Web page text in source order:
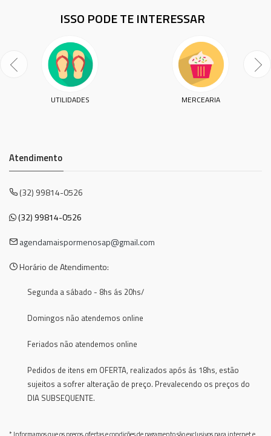
ISSO PODE TE INTERESSAR
UTILIDADES MERCEARIA
Atendimento
(32) 99814-0526
(32) 99814-0526
agendamaispormenosap@gmail.com
Horário de Atendimento:
Segunda a sábado - 8hs ás 20hs/
Domingos não atendemos online
Feriados não atendemos online
Pedidos de itens em OFERTA, realizados após ás 18hs, estão
sujeitos a sofrer alteração de preço. Prevalecendo os preços do
DIA SUBSEQUENTE.
* Informamos que os preços, ofertas e condições de pagamento são exclusivos para internet e